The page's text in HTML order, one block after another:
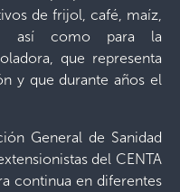
de frijol, café, maíz,
así como para la
que representa
y que durante años el
General de Sanidad
del CENTA
continua en diferentes